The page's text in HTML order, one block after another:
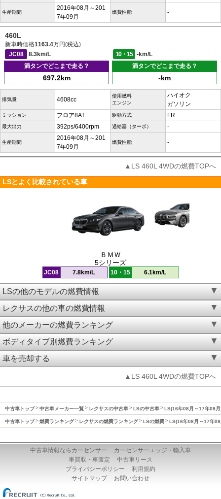
生産期間
2016年08月～201
7年09月
燃費性能 -
460L
新車時価格1163.4万円(税込)
JC08
8.3km/L 10・15
-km/L
満タンでどこまで走る？
697.2km
満タンでどこまで走る？
-km
排気量 4608cc
使用燃料
エンジン
ハイオク
ガソリン
ミッション フロア8AT 駆動方式 FR
最大出力 392ps/6400rpm 過給器（ターボ） -
生産期間
2016年08月～201
7年09月
燃費性能 -
▲LS 460L 4WDの燃費TOPへ
LSとよく比較されている車
ＢＭＷ
5シリーズ
JC08 7.8km/L 10・15 6.1km/L
LSの他のモデルの燃費情報
レクサスの他の車の燃費情報
他のメーカーの燃費ランキング
ボディタイプ別燃費ランキング
車を売却する
▲LS 460L 4WDの燃費TOPへ
中古車トップ 中古車メーカー一覧 レクサスの中古車 LSの中古車 LS(16年08月～17年09月
中古車トップ 燃費ランキング レクサスの燃費ランキング LSの燃費 LS(16年08月～17年09
中古車情報ならカーセンサー
カーセンサーエッジ・輸入車
車買取・車査定
中古車リース
プライバシーポリシー
利用規約
サイトマップ
お問い合わせ